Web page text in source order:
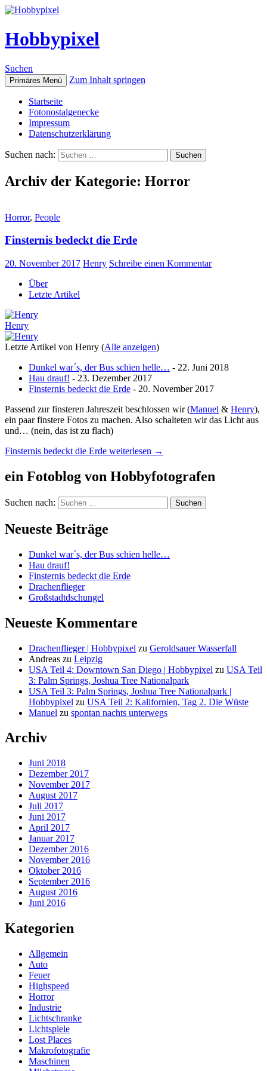
Hobbypixel
Suchen
Primäres Menü Zum Inhalt springen
Startseite
Fotonostalgenecke
Impressum
Datenschutzerklärung
Suchen nach:
Archiv der Kategorie: Horror
Horror, People
Finsternis bedeckt die Erde
20. November 2017 Henry Schreibe einen Kommentar
Über
Letzte Artikel
Henry
Letzte Artikel von Henry (Alle anzeigen)
Dunkel war´s, der Bus schien helle… - 22. Juni 2018
Hau drauf! - 23. Dezember 2017
Finsternis bedeckt die Erde - 20. November 2017
Passend zur finsteren Jahreszeit beschlossen wir (Manuel & Henry),
ein paar finstere Fotos zu machen. Also schalteten wir das Licht aus
und… (nein, das ist zu flach)
Finsternis bedeckt die Erde weiterlesen →
ein Fotoblog von Hobbyfotografen
Suchen nach:
Neueste Beiträge
Dunkel war´s, der Bus schien helle…
Hau drauf!
Finsternis bedeckt die Erde
Drachenflieger
Großstadtdschungel
Neueste Kommentare
Drachenflieger | Hobbypixel zu Geroldsauer Wasserfall
Andreas zu Leipzig
USA Teil 4: Downtown San Diego | Hobbypixel zu USA Teil
3: Palm Springs, Joshua Tree Nationalpark
USA Teil 3: Palm Springs, Joshua Tree Nationalpark |
Hobbypixel zu USA Teil 2: Kalifornien, Tag 2. Die Wüste
Manuel zu spontan nachts unterwegs
Archiv
Juni 2018
Dezember 2017
November 2017
August 2017
Juli 2017
Juni 2017
April 2017
Januar 2017
Dezember 2016
November 2016
Oktober 2016
September 2016
August 2016
Juni 2016
Kategorien
Allgemein
Auto
Feuer
Highspeed
Horror
Industrie
Lichtschranke
Lichtspiele
Lost Places
Makrofotografie
Maschinen